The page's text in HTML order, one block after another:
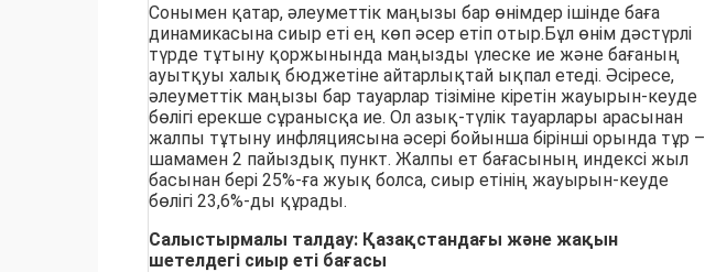
Сонымен қатар, әлеуметтік маңызы бар өнімдер ішінде баға
динамикасына сиыр еті ең көп әсер етіп отыр.Бұл өнім дәстүрлі
түрде тұтыну қоржынында маңызды үлеске ие және бағаның
ауытқуы халық бюджетіне айтарлықтай ықпал етеді. Әсіресе,
әлеуметтік маңызы бар тауарлар тізіміне кіретін жауырын-кеуде
бөлігі ерекше сұранысқа ие. Ол азық-түлік тауарлары арасынан
жалпы тұтыну инфляциясына әсері бойынша бірінші орында тұр –
шамамен 2 пайыздық пункт. Жалпы ет бағасының индексі жыл
басынан бері 25%-ға жуық болса, сиыр етінің жауырын-кеуде
бөлігі 23,6%-ды құрады.
Салыстырмалы талдау: Қазақстандағы және жақын
шетелдегі сиыр еті бағасы